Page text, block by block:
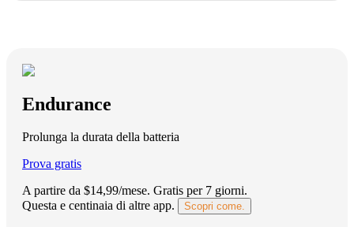
Endurance
Prolunga la durata della batteria
Prova gratis
A partire da $14,99/mese. Gratis per 7 giorni.
Questa e centinaia di altre app.
Scopri come.